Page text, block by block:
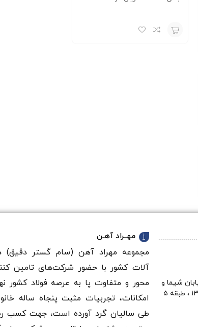
تماس بگیرید
شیما و
شهرزاد زند وکیلی غربی ، ساختمان سپهر ، پلاک ۱۳۰ ، طبقه ۵
مهــراد آهـن
مجموعه مهراد آهن (سام گستر دقيق)
آلات کشور با حضور شرکت‌های تامین
محور و متفاوت پا به عرصه فولاد کشور
امکانات، تجربیات مثبت پنجاه ساله
طی سالیان گرد آورده است، جهت کسب